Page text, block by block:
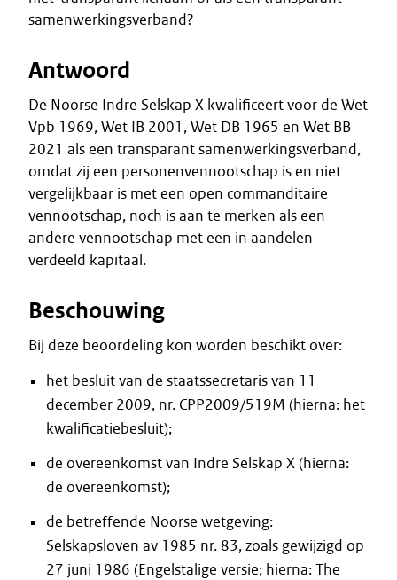
samenwerkingsverband?
Antwoord
De Noorse Indre Selskap X kwalificeert voor de Wet
Vpb 1969, Wet IB 2001, Wet DB 1965 en Wet BB
2021 als een transparant samenwerkingsverband,
omdat zij een personenvennootschap is en niet
vergelijkbaar is met een open commanditaire
vennootschap, noch is aan te merken als een
andere vennootschap met een in aandelen
verdeeld kapitaal.
Beschouwing
Bij deze beoordeling kon worden beschikt over:
het besluit van de staatssecretaris van 11
december 2009, nr. CPP2009/519M (hierna: het
kwalificatiebesluit);
de overeenkomst van Indre Selskap X (hierna:
de overeenkomst);
de betreffende Noorse wetgeving:
Selskapsloven av 1985 nr. 83, zoals gewijzigd op
27 juni 1986 (Engelstalige versie; hierna: The